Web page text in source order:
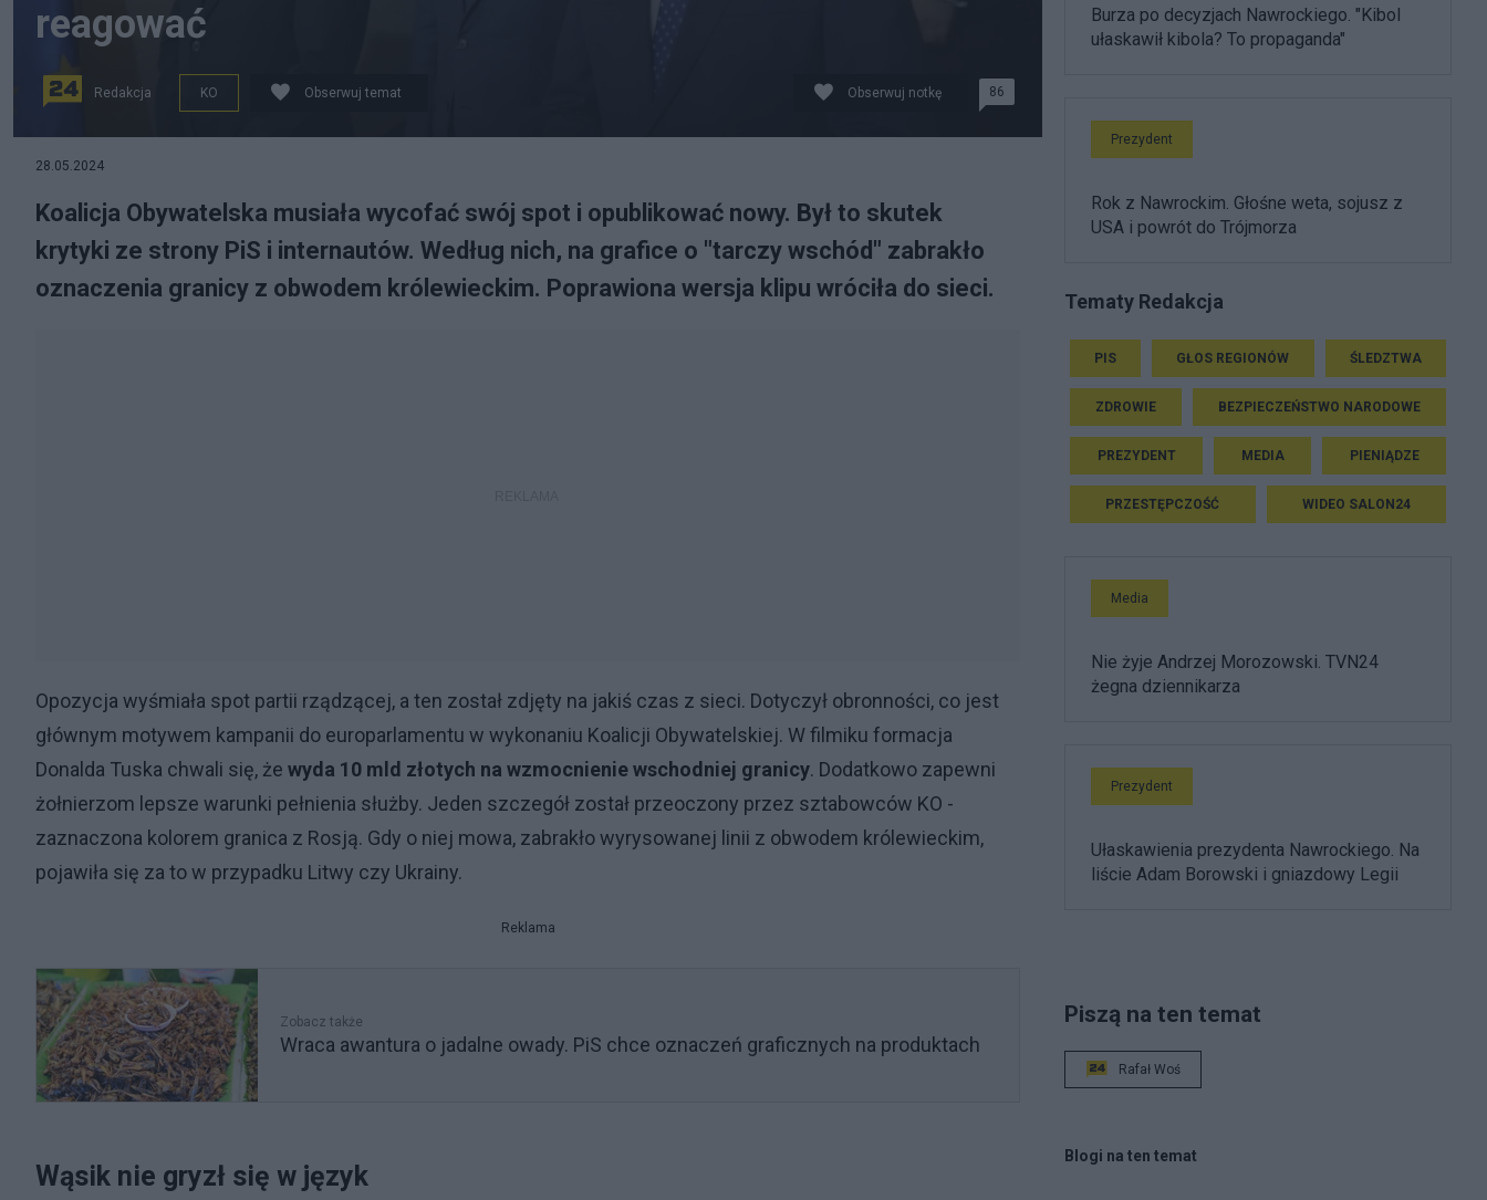
reagować
Redakcja KO Obserwuj temat Obserwuj notkę 86
28.05.2024
Koalicja Obywatelska musiała wycofać swój spot i opublikować nowy. Był to skutek
krytyki ze strony PiS i internautów. Według nich, na grafice o "tarczy wschód" zabrakło
oznaczenia granicy z obwodem królewieckim. Poprawiona wersja klipu wróciła do sieci.
Opozycja wyśmiała spot partii rządzącej, a ten został zdjęty na jakiś czas z sieci. Dotyczył obronności, co jest
głównym motywem kampanii do europarlamentu w wykonaniu Koalicji Obywatelskiej. W filmiku formacja
Donalda Tuska chwali się, że wyda 10 mld złotych na wzmocnienie wschodniej granicy. Dodatkowo zapewni
żołnierzom lepsze warunki pełnienia służby. Jeden szczegół został przeoczony przez sztabowców KO -
zaznaczona kolorem granica z Rosją. Gdy o niej mowa, zabrakło wyrysowanej linii z obwodem królewieckim,
pojawiła się za to w przypadku Litwy czy Ukrainy.
Reklama
Zobacz także
Wraca awantura o jadalne owady. PiS chce oznaczeń graficznych na produktach
Wąsik nie gryzł się w język
Burza po decyzjach Nawrockiego. "Kibol
ułaskawił kibola? To propaganda"
Prezydent
Rok z Nawrockim. Głośne weta, sojusz z
USA i powrót do Trójmorza
Tematy Redakcja
PIS GŁOS REGIONÓW ŚLEDZTWA
ZDROWIE BEZPIECZEŃSTWO NARODOWE
PREZYDENT MEDIA PIENIĄDZE
PRZESTĘPCZOŚĆ WIDEO SALON24
Media
Nie żyje Andrzej Morozowski. TVN24
żegna dziennikarza
Prezydent
Ułaskawienia prezydenta Nawrockiego. Na
liście Adam Borowski i gniazdowy Legii
Piszą na ten temat
Rafał Woś
Blogi na ten temat